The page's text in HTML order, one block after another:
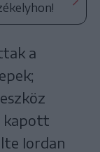
a
kapott
Iordan